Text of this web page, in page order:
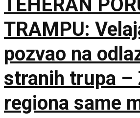
TEHERAN
TRAMPU:
pozvao na
stranih trupa –
regiona same